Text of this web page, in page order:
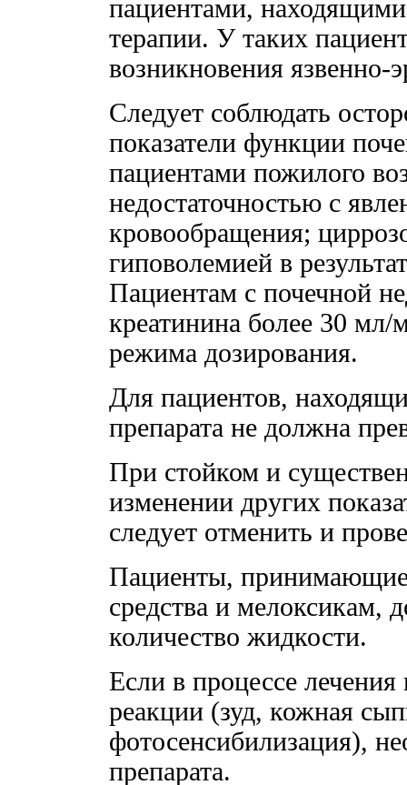
пациентами,
терапии. У таких
возникновения
Следует соблюдать
показатели функции
пациентами пожилого
недостаточностью с
кровообращения;
гиповолемией в
Пациентам с почечной
креатинина более 30 мл/
режима дозирования.
Для пациентов,
препарата не должна
При стойком и
изменении других
следует отменить и
Пациенты,
средства и мелоксикам,
количество жидкости.
Если в процессе лечения
реакции (зуд, кожная
фотосенсибилизация),
препарата.